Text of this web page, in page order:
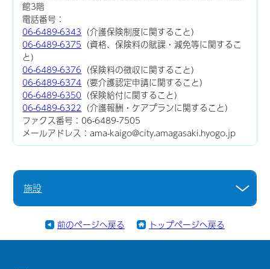
館3階
電話番号：
06-6489-6343 （介護保険制度に関すること）
06-6489-6375 （資格、保険料の賦課・減免等に関するこ
と）
06-6489-6376 （保険料の徴収に関すること）
06-6489-6374 （要介護認定申請に関すること）
06-6489-6350 （保険給付に関すること）
06-6489-6322 （介護報酬・ケアプランに関すること）
ファクス番号：06-6489-7505
メールアドレス：ama-kaigo@city.amagasaki.hyogo.jp
施設
前のページへ戻る トップページへ戻る